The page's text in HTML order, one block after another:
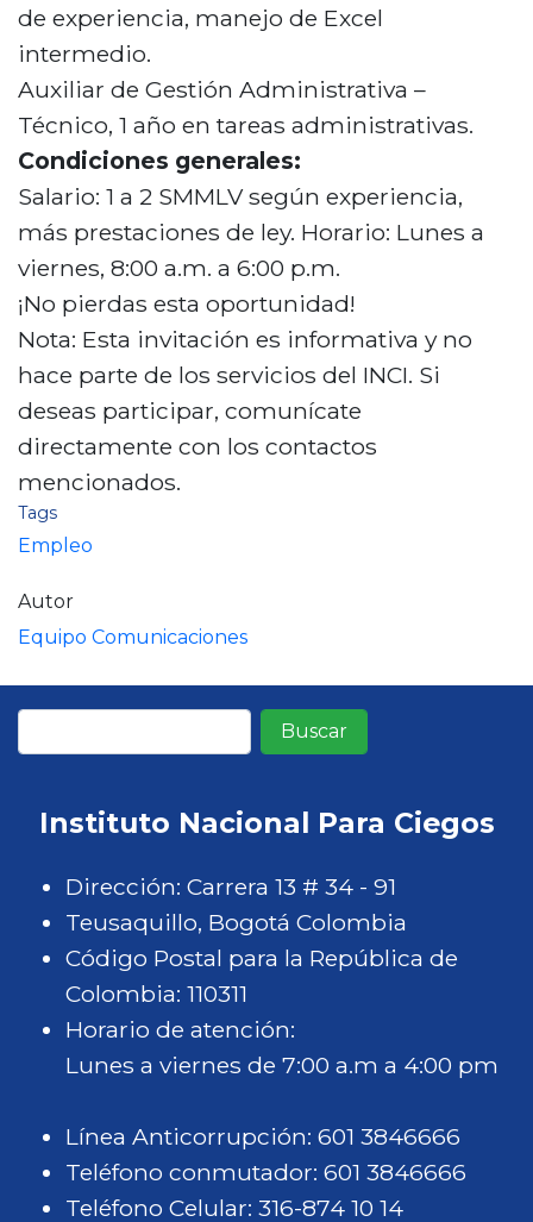
de experiencia, manejo de Excel
intermedio.
Auxiliar de Gestión Administrativa –
Técnico, 1 año en tareas administrativas.
Condiciones generales:
Salario: 1 a 2 SMMLV según experiencia,
más prestaciones de ley. Horario: Lunes a
viernes, 8:00 a.m. a 6:00 p.m.
¡No pierdas esta oportunidad!
Nota: Esta invitación es informativa y no
hace parte de los servicios del INCI. Si
deseas participar, comunícate
directamente con los contactos
mencionados.
Tags
Empleo
Autor
Equipo Comunicaciones
Instituto Nacional Para Ciegos
Dirección: Carrera 13 # 34 - 91
Teusaquillo, Bogotá Colombia
Código Postal para la República de
Colombia: 110311
Horario de atención:
Lunes a viernes de 7:00 a.m a 4:00 pm
Línea Anticorrupción: 601 3846666
Teléfono conmutador: 601 3846666
Teléfono Celular: 316-874 10 14